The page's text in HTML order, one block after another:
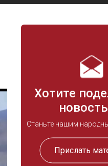
Хотите
Станьте нашим
Прислать